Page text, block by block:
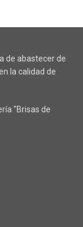
de abastecer de
la calidad de
"Brisas de